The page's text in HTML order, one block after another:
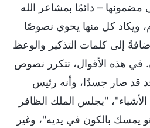
مضمونها – دائمًا بمشاعر الله
ويكاد كل منها يحوي نصوصًا
إلى كلمات التذكير والوعظ
في هذه الأقوال، تتكرر نصوص
قد صار جسدًا، وأنه رئيس
"يجلس الملك الظافر
يمسك بالكون في يديه"، وغير